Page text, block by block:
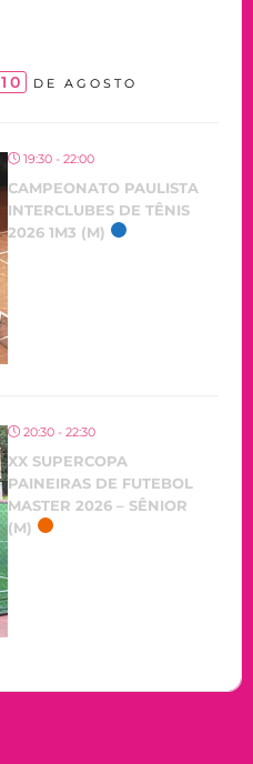
10 DE AGOSTO
19:30 - 22:00
CAMPEONATO PAULISTA
INTERCLUBES DE TÊNIS
2026 1M3 (M)
20:30 - 22:30
XX SUPERCOPA
PAINEIRAS DE FUTEBOL
MASTER 2026 – SÊNIOR
(M)